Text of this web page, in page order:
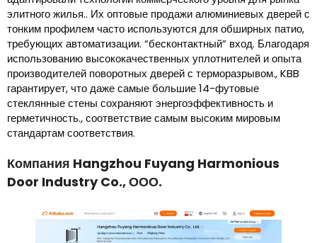
элитного жилья.. Их оптовые продажи алюминиевых дверей с
тонким профилем часто используются для обширных патио,
требующих автоматизации. “бесконтактный” вход. Благодаря
использованию высококачественных уплотнителей и опыта
производителей поворотных дверей с терморазрывом., KBB
гарантирует, что даже самые большие 14-футовые
стеклянные стены сохраняют энергоэффективность и
герметичность., соответствие самым высоким мировым
стандартам соответствия.
Компания Hangzhou Fuyang Harmonious
Door Industry Co., ООО.